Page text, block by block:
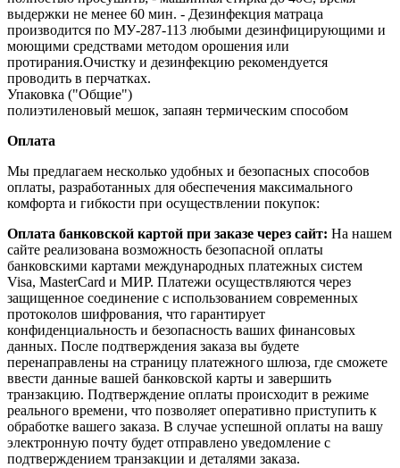
выдержки не менее 60 мин. - Дезинфекция матраца
производится по МУ‐287‐113 любыми дезинфицирующими и
моющими средствами методом орошения или
протирания.Очистку и дезинфекцию рекомендуется
проводить в перчатках.
Упаковка ("Общие")
полиэтиленовый мешок, запаян термическим способом
Оплата
Мы предлагаем несколько удобных и безопасных способов
оплаты, разработанных для обеспечения максимального
комфорта и гибкости при осуществлении покупок:
Оплата банковской картой при заказе через сайт: На нашем
сайте реализована возможность безопасной оплаты
банковскими картами международных платежных систем
Visa, MasterCard и МИР. Платежи осуществляются через
защищенное соединение с использованием современных
протоколов шифрования, что гарантирует
конфиденциальность и безопасность ваших финансовых
данных. После подтверждения заказа вы будете
перенаправлены на страницу платежного шлюза, где сможете
ввести данные вашей банковской карты и завершить
транзакцию. Подтверждение оплаты происходит в режиме
реального времени, что позволяет оперативно приступить к
обработке вашего заказа. В случае успешной оплаты на вашу
электронную почту будет отправлено уведомление с
подтверждением транзакции и деталями заказа.